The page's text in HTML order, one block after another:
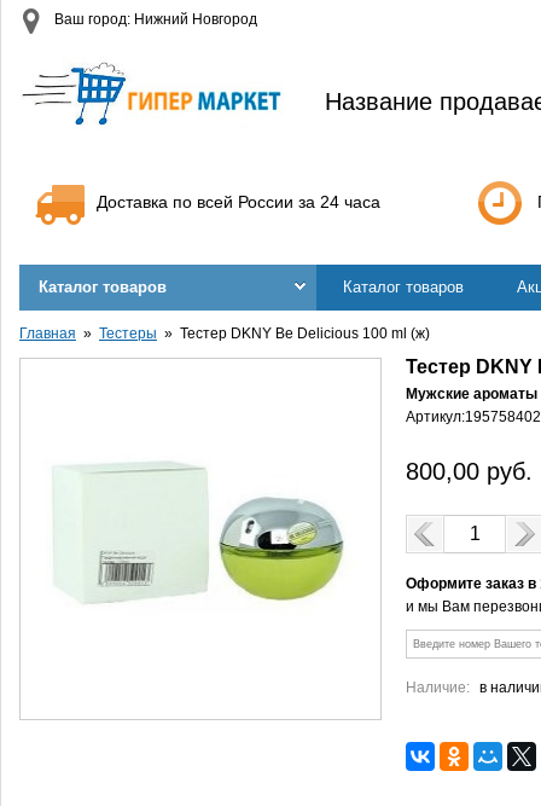
Ваш город: Нижний Новгород
Название
Доставка по всей России за 24 часа
Каталог товаров Каталог товаров
Главная Тестеры Тестер DKNY Be Delicious 100 ml (ж)
Тестер DKNY
Мужские ароматы
Артикул:
800,00 руб.
Оформите заказ
и мы Вам
Наличие: в